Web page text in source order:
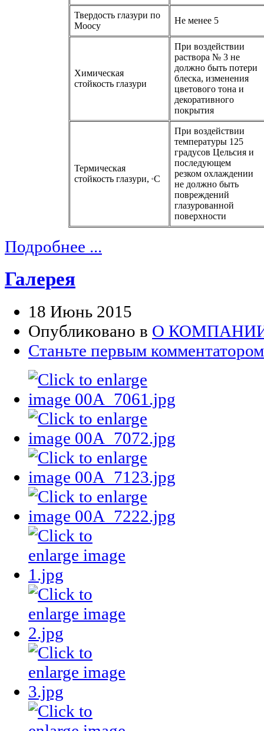
Твердость глазури по
Моосу
Не менее 5
Химическая
стойкость глазури
При воздействии
раствора № 3 не
должно быть потери
блеска, изменения
цветового тона и
декоративного
покрытия
Термическая
стойкость глазури,°С
При воздействии
температуры 125
градусов Цельсия и
последующем
резком охлаждении
не должно быть
повреждений
глазурованной
поверхности
Подробнее ...
Галерея
18 Июнь 2015
Опубликовано в О
Станьте первым